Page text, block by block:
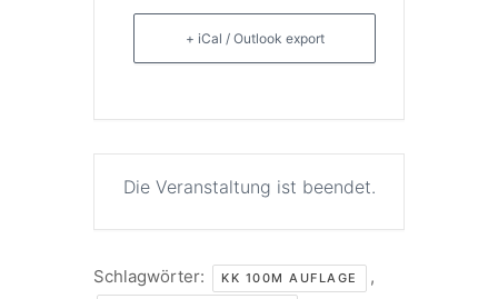
+ iCal / Outlook export
Die Veranstaltung ist beendet.
Schlagwörter: KK 100M AUFLAGE ,